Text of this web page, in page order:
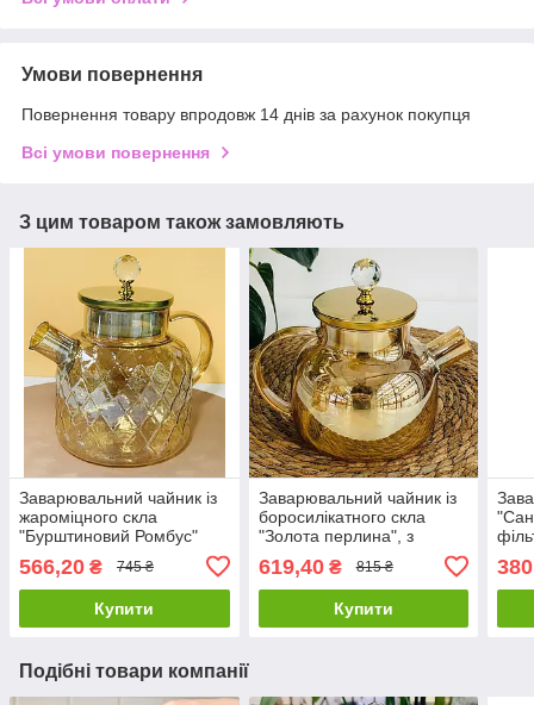
Умови повернення
Повернення товару впродовж 14 днів за рахунок покупця
Всі умови повернення
З цим товаром також замовляють
Заварювальний чайник із
жароміцного скла
"Бурштиновий Ромбус"
566,20 ₴ 745 ₴
Купити
Заварювальний чайник із
боросилікатного скла
"Золота перлина", з
619,40₴ 815 ₴
Купити
380
Подібні товари компанії